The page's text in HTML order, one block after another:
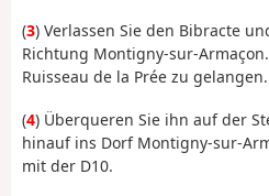
(3) Verlassen Sie den Bibracte
Richtung Montigny-sur-
Ruisseau de la Prée zu gelangen.
(4) Überqueren Sie ihn auf der
hinauf ins Dorf Montigny-sur-
mit der D10.